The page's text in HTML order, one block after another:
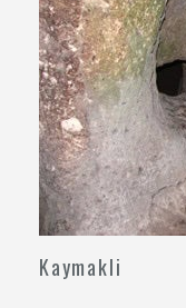
Kaymakli